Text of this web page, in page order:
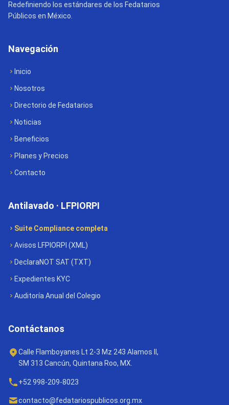
Redefiniendo los estándares de los Fedatarios
Públicos en México.
Navegación
Inicio
Nosotros
Directorio de Fedatarios
Noticias
Beneficios
Planes y Precios
Contacto
Antilavado · LFPIORPI
Suite Compliance completa
Avisos LFPIORPI (XML)
DeclaraNOT SAT (TXT)
Expedientes KYC
Auditoría Anual del Colegio
Contáctanos
Calle Flamboyanes Lt 2-3 Mz 243 Alamos II,
SM 313 Cancún, Quintana Roo, MX.
+52 998-209-8023
contacto@fedatariospublicos.org.mx